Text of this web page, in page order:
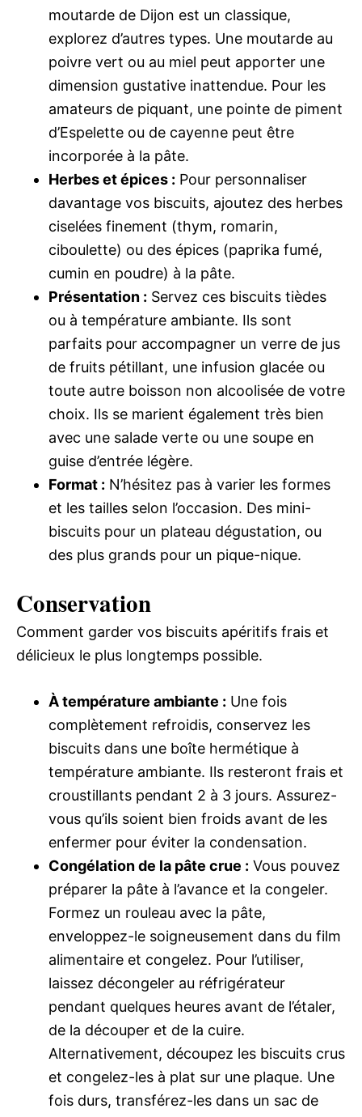
moutarde de Dijon est un classique,
explorez d’autres types. Une moutarde au
poivre vert ou au miel peut apporter une
dimension gustative inattendue. Pour les
amateurs de piquant, une pointe de piment
d’Espelette ou de cayenne peut être
incorporée à la pâte.
Herbes et épices : Pour personnaliser
davantage vos biscuits, ajoutez des herbes
ciselées finement (thym, romarin,
ciboulette) ou des épices (paprika fumé,
cumin en poudre) à la pâte.
Présentation : Servez ces biscuits tièdes
ou à température ambiante. Ils sont
parfaits pour accompagner un verre de jus
de fruits pétillant, une infusion glacée ou
toute autre boisson non alcoolisée de votre
choix. Ils se marient également très bien
avec une salade verte ou une soupe en
guise d’entrée légère.
Format : N’hésitez pas à varier les formes
et les tailles selon l’occasion. Des mini-
biscuits pour un plateau dégustation, ou
des plus grands pour un pique-nique.
Conservation
Comment garder vos biscuits apéritifs frais et
délicieux le plus longtemps possible.
À température ambiante : Une fois
complètement refroidis, conservez les
biscuits dans une boîte hermétique à
température ambiante. Ils resteront frais et
croustillants pendant 2 à 3 jours. Assurez-
vous qu’ils soient bien froids avant de les
enfermer pour éviter la condensation.
Congélation de la pâte crue : Vous pouvez
préparer la pâte à l’avance et la congeler.
Formez un rouleau avec la pâte,
enveloppez-le soigneusement dans du film
alimentaire et congelez. Pour l’utiliser,
laissez décongeler au réfrigérateur
pendant quelques heures avant de l’étaler,
de la découper et de la cuire.
Alternativement, découpez les biscuits crus
et congelez-les à plat sur une plaque. Une
fois durs, transférez-les dans un sac de